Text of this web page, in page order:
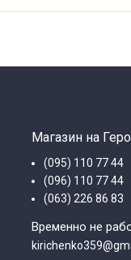
Магазин на
(095) 110 77 44
(096) 110 77 44
(063) 226 86 83
Временно не